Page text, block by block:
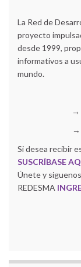
La Red de
proyecto
desde 1999,
informativos a
mundo.
→
→
Si desea recibir
SUSCRÍBASE
Únete y
REDESMA